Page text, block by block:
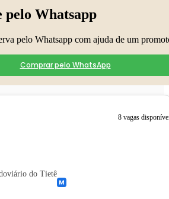
pelo Whatsapp
pelo Whatsapp com ajuda de um
Comprar pelo WhatsApp
8 vagas
do Tietê